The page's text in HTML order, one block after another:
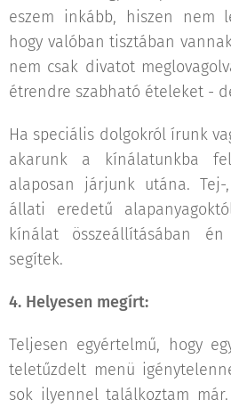
eszem inkább, hiszen nem
hogy valóban tisztában
nem csak divatot
étrendre szabható ételeket -
Ha speciális dolgokról írunk
akarunk a kínálatunkba
alaposan járjunk utána.
állati eredetű
kínálat összeállításában
segítek.
4. Helyesen megírt:
Teljesen egyértelmű, hogy
teletűzdelt menü
sok ilyennel találkoztam